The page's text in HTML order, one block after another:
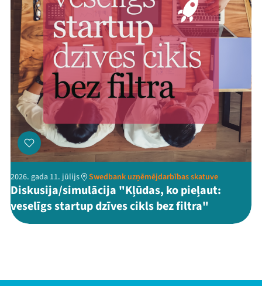
2026. gada 11. jūlijs Swedbank uzņēmējdarbības skatuve
Diskusija/simulācija "Kļūdas, ko pieļaut:
veselīgs startup dzīves cikls bez filtra"